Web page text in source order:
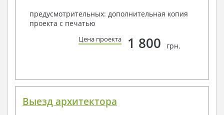
предусмотрительных: дополнительная копия
проекта с печатью
Цена проекта 1 800 грн.
Выезд архитектора